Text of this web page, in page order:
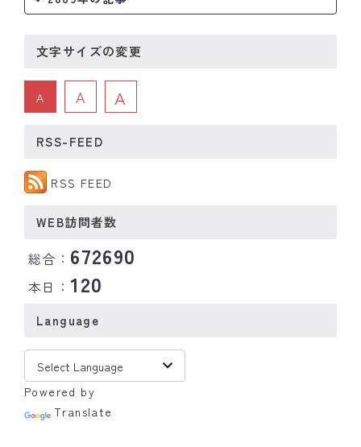
文字サイズの変更
A A A
RSS-FEED
RSS FEED
WEB訪問者数
総合： 672690
本日：120
Language
Powered by
Translate